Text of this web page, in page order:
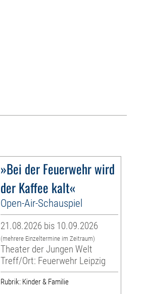
»Bei der Feuerwehr wird
der Kaffee kalt«
Open-Air-Schauspiel
21.08.2026 bis 10.09.2026
(mehrere Einzeltermine im Zeitraum)
Theater der Jungen Welt
Treff/Ort: Feuerwehr Leipzig
Rubrik: Kinder & Familie